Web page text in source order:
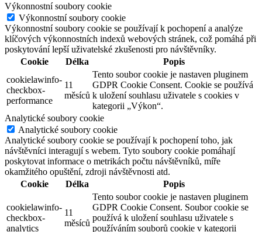
Výkonnostní soubory cookie
Výkonnostní soubory cookie
Výkonnostní soubory cookie se používají k pochopení a analýze
klíčových výkonnostních indexů webových stránek, což pomáhá při
poskytování lepší uživatelské zkušenosti pro návštěvníky.
Cookie
Délka
Popis
cookielawinfo-
checkbox-
performance
11
měsíců
Tento soubor cookie je nastaven pluginem
GDPR Cookie Consent. Cookie se používá
k uložení souhlasu uživatele s cookies v
kategorii „Výkon“.
Analytické soubory cookie
Analytické soubory cookie
Analytické soubory cookie se používají k pochopení toho, jak
návštěvníci interagují s webem. Tyto soubory cookie pomáhají
poskytovat informace o metrikách počtu návštěvníků, míře
okamžitého opuštění, zdroji návštěvnosti atd.
Cookie
Délka Popis
cookielawinfo-
checkbox-
analytics
11
měsíců
Tento soubor cookie je nastaven pluginem
GDPR Cookie Consent. Soubor cookie se
používá k uložení souhlasu uživatele s
používáním souborů cookie v kategorii